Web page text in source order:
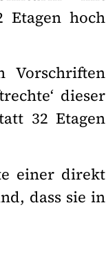
Etagen hoch
Vorschriften
dieser
32 Etagen
einer direkt
dass sie in